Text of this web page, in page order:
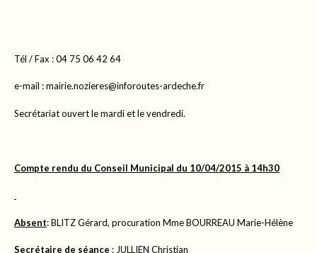
Tél / Fax : 04 75 06 42 64
e-mail : mairie.nozieres@inforoutes-ardeche.fr
Secrétariat ouvert le mardi et le vendredi.
Compte rendu du Conseil Municipal du 10/04/2015 à 14h30
Absent: BLITZ Gérard, procuration Mme BOURREAU Marie-Hélène
Secrétaire de séance : JULLIEN Christian